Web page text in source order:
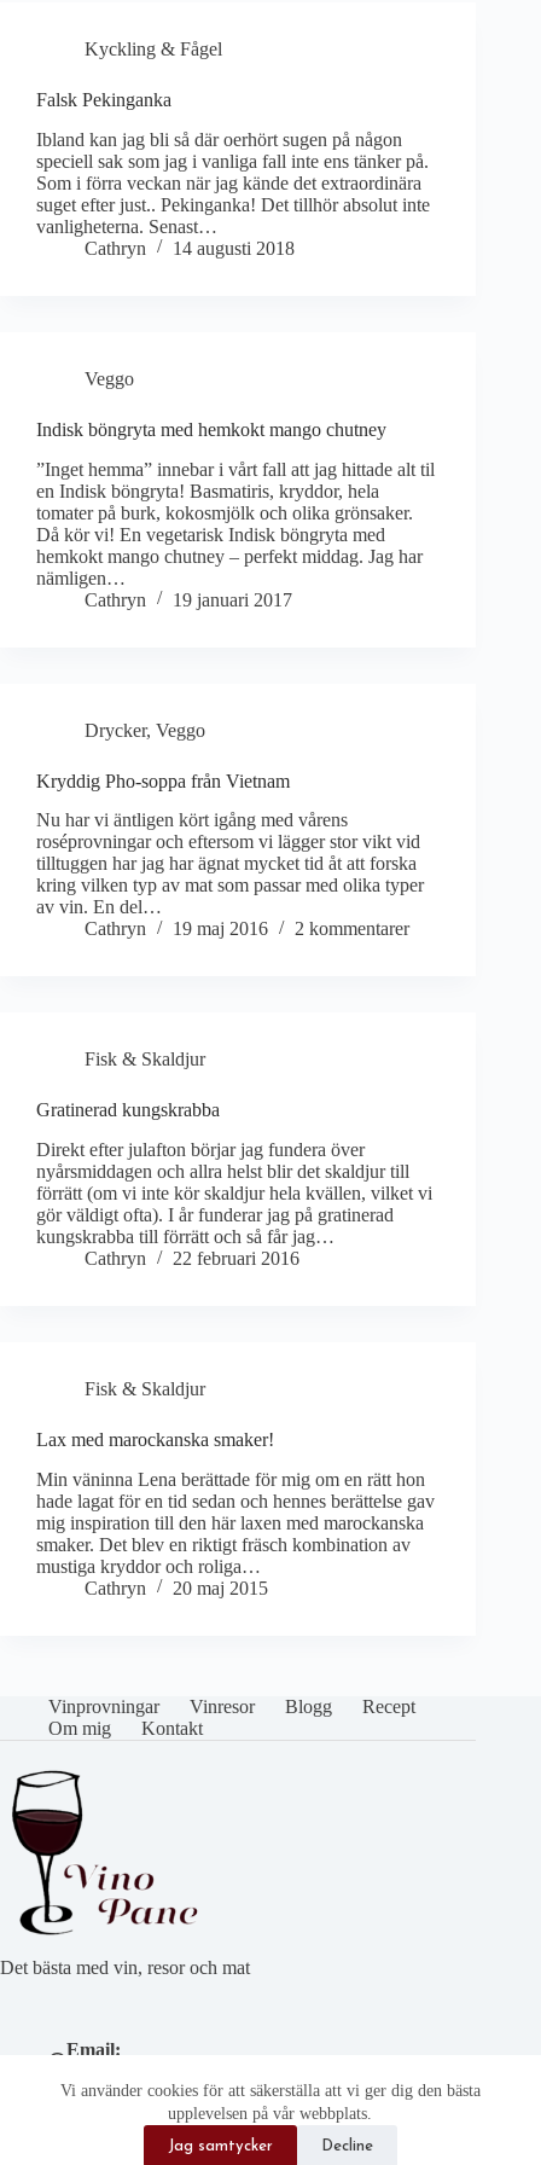
Vi använder cookies för att säkerställa att vi ger dig den bästa
upplevelsen på vår webbplats.
Jag samtycker Decline
Kyckling & Fågel
Falsk Pekinganka
Ibland kan jag bli så där oerhört sugen på någon
speciell sak som jag i vanliga fall inte ens tänker på.
Som i förra veckan när jag kände det extraordinära
suget efter just.. Pekinganka! Det tillhör absolut inte
vanligheterna. Senast…
Cathryn
14 augusti 2018
Veggo
Indisk böngryta med hemkokt mango chutney
”Inget hemma” innebar i vårt fall att jag hittade alt til
en Indisk böngryta! Basmatiris, kryddor, hela
tomater på burk, kokosmjölk och olika grönsaker.
Då kör vi! En vegetarisk Indisk böngryta med
hemkokt mango chutney – perfekt middag. Jag har
nämligen…
Cathryn
19 januari 2017
Drycker, Veggo
Kryddig Pho-soppa från Vietnam
Nu har vi äntligen kört igång med vårens
roséprovningar och eftersom vi lägger stor vikt vid
tilltuggen har jag har ägnat mycket tid åt att forska
kring vilken typ av mat som passar med olika typer
av vin. En del…
Cathryn
19 maj 2016 2 kommentarer
Fisk & Skaldjur
Gratinerad kungskrabba
Direkt efter julafton börjar jag fundera över
nyårsmiddagen och allra helst blir det skaldjur till
förrätt (om vi inte kör skaldjur hela kvällen, vilket vi
gör väldigt ofta). I år funderar jag på gratinerad
kungskrabba till förrätt och så får jag…
Cathryn
22 februari 2016
Fisk & Skaldjur
Lax med marockanska smaker!
Min väninna Lena berättade för mig om en rätt hon
hade lagat för en tid sedan och hennes berättelse gav
mig inspiration till den här laxen med marockanska
smaker. Det blev en riktigt fräsch kombination av
mustiga kryddor och roliga…
Cathryn
20 maj 2015
Vinprovningar Vinresor Blogg
Recept
Om mig
Kontakt
Det bästa med vin, resor och mat
Email:
Telefonnummer:
(+46) 708 95 35 15
Östra Ekuddsgatan 19, 18531 Vaxholm